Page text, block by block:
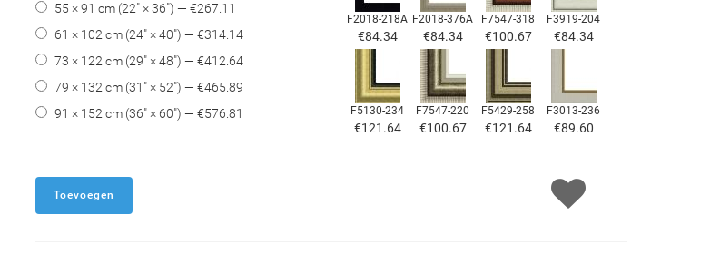
55 × 91 cm (22" × 36") — €267.11
61 × 102 cm (24" × 40") — €314.14
73 × 122 cm (29" × 48") — €412.64
79 × 132 cm (31" × 52") — €465.89
91 × 152 cm (36" × 60") — €576.81
F2018-218A
€84.34
F2018-376A
€84.34
F7547-318
€100.67
F3919-204
€84.34
F5130-234
€121.64
F7547-220
€100.67
F5429-258
€121.64
F3013-236
€89.60
F7034-298